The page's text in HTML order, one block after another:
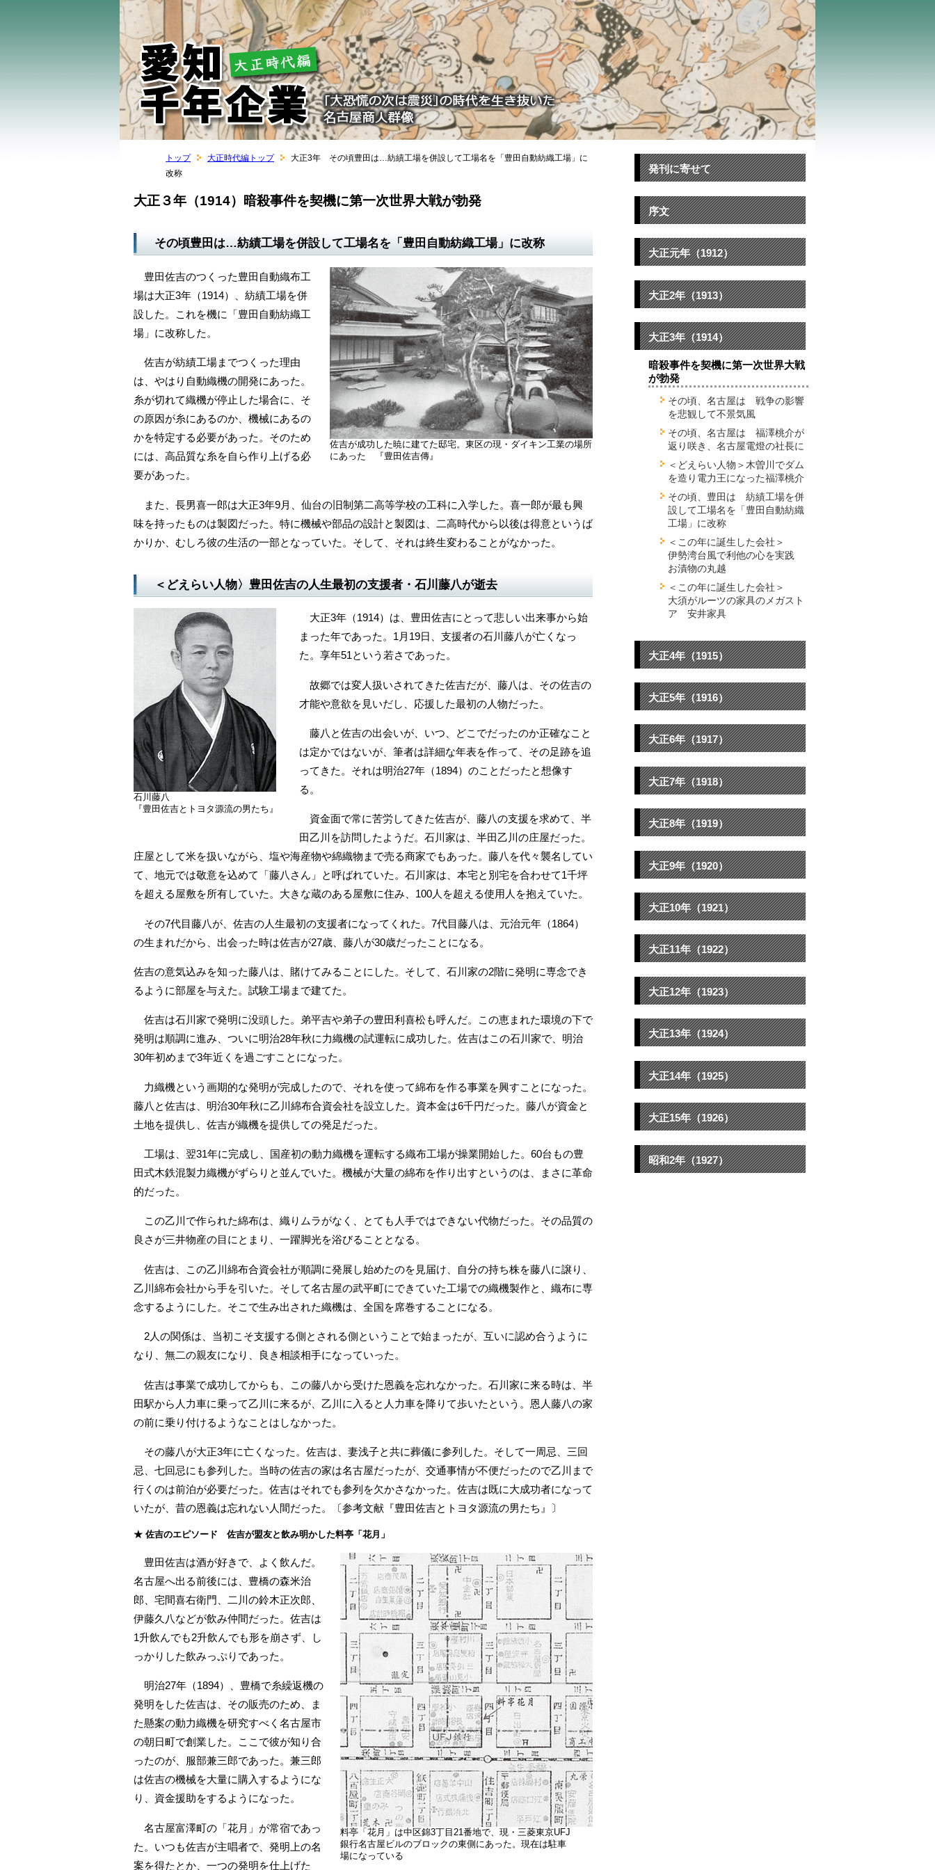
トップ 大正時代編トップ
大正3年 その頃豊田は…紡績工場を併設して工場名を「豊田自動紡織工場」に
改称
大正３年（1914）暗殺事件を契機に第一次世界大戦が勃発
その頃豊田は…紡績工場を併設して工場名を「豊田自動紡織工場」に改称
佐吉が成功した暁に建てた邸宅。東区の現・ダイキン工業の場所
にあった 『豊田佐吉傳』
豊田佐吉のつくった豊田自動織布工
場は大正3年（1914）、紡績工場を併
設した。これを機に「豊田自動紡織工
場」に改称した。
佐吉が紡績工場までつくった理由
は、やはり自動織機の開発にあった。
糸が切れて織機が停止した場合に、そ
の原因が糸にあるのか、機械にあるの
かを特定する必要があった。そのため
には、高品質な糸を自ら作り上げる必
要があった。
また、長男喜一郎は大正3年9月、仙台の旧制第二高等学校の工科に入学した。喜一郎が最も興
味を持ったものは製図だった。特に機械や部品の設計と製図は、二高時代から以後は得意というば
かりか、むしろ彼の生活の一部となっていた。そして、それは終生変わることがなかった。
＜どえらい人物〉豊田佐吉の人生最初の支援者・石川藤八が逝去
石川藤八
『豊田佐吉とトヨタ源流の男たち』
大正3年（1914）は、豊田佐吉にとって悲しい出来事から始
まった年であった。1月19日、支援者の石川藤八が亡くなっ
た。享年51という若さであった。
故郷では変人扱いされてきた佐吉だが、藤八は、その佐吉の
才能や意欲を見いだし、応援した最初の人物だった。
藤八と佐吉の出会いが、いつ、どこでだったのか正確なこと
は定かではないが、筆者は詳細な年表を作って、その足跡を追
ってきた。それは明治27年（1894）のことだったと想像す
る。
資金面で常に苦労してきた佐吉が、藤八の支援を求めて、半
田乙川を訪問したようだ。石川家は、半田乙川の庄屋だった。
庄屋として米を扱いながら、塩や海産物や綿織物まで売る商家でもあった。藤八を代々襲名してい
て、地元では敬意を込めて「藤八さん」と呼ばれていた。石川家は、本宅と別宅を合わせて1千坪
を超える屋敷を所有していた。大きな蔵のある屋敷に住み、100人を超える使用人を抱えていた。
その7代目藤八が、佐吉の人生最初の支援者になってくれた。7代目藤八は、元治元年（1864）
の生まれだから、出会った時は佐吉が27歳、藤八が30歳だったことになる。
佐吉の意気込みを知った藤八は、賭けてみることにした。そして、石川家の2階に発明に専念でき
るように部屋を与えた。試験工場まで建てた。
佐吉は石川家で発明に没頭した。弟平吉や弟子の豊田利喜松も呼んだ。この恵まれた環境の下で
発明は順調に進み、ついに明治28年秋に力織機の試運転に成功した。佐吉はこの石川家で、明治
30年初めまで3年近くを過ごすことになった。
力織機という画期的な発明が完成したので、それを使って綿布を作る事業を興すことになった。
藤八と佐吉は、明治30年秋に乙川綿布合資会社を設立した。資本金は6千円だった。藤八が資金と
土地を提供し、佐吉が織機を提供しての発足だった。
工場は、翌31年に完成し、国産初の動力織機を運転する織布工場が操業開始した。60台もの豊
田式木鉄混製力織機がずらりと並んでいた。機械が大量の綿布を作り出すというのは、まさに革命
的だった。
この乙川で作られた綿布は、織りムラがなく、とても人手ではできない代物だった。その品質の
良さが三井物産の目にとまり、一躍脚光を浴びることとなる。
佐吉は、この乙川綿布合資会社が順調に発展し始めたのを見届け、自分の持ち株を藤八に譲り、
乙川綿布会社から手を引いた。そして名古屋の武平町にできていた工場での織機製作と、織布に専
念するようにした。そこで生み出された織機は、全国を席巻することになる。
2人の関係は、当初こそ支援する側とされる側ということで始まったが、互いに認め合うように
なり、無二の親友になり、良き相談相手になっていった。
佐吉は事業で成功してからも、この藤八から受けた恩義を忘れなかった。石川家に来る時は、半
田駅から人力車に乗って乙川に来るが、乙川に入ると人力車を降りて歩いたという。恩人藤八の家
の前に乗り付けるようなことはしなかった。
その藤八が大正3年に亡くなった。佐吉は、妻浅子と共に葬儀に参列した。そして一周忌、三回
忌、七回忌にも参列した。当時の佐吉の家は名古屋だったが、交通事情が不便だったので乙川まで
行くのは前泊が必要だった。佐吉はそれでも参列を欠かさなかった。佐吉は既に大成功者になって
いたが、昔の恩義は忘れない人間だった。〔参考文献『豊田佐吉とトヨタ源流の男たち』〕
★ 佐吉のエピソード 佐吉が盟友と飲み明かした料亭「花月」
料亭「花月」は中区錦3丁目21番地で、現・三菱東京UFJ
銀行名古屋ビルのブロックの東側にあった。現在は駐車
場になっている
豊田佐吉は酒が好きで、よく飲んだ。
名古屋へ出る前後には、豊橋の森米治
郎、宅間喜右衛門、二川の鈴木正次郎、
伊藤久八などが飲み仲間だった。佐吉は
1升飲んでも2升飲んでも形を崩さず、し
っかりした飲みっぷりであった。
明治27年（1894）、豊橋で糸繰返機の
発明をした佐吉は、その販売のため、ま
た懸案の動力織機を研究すべく名古屋市
の朝日町で創業した。ここで彼が知り合
ったのが、服部兼三郎であった。兼三郎
は佐吉の機械を大量に購入するようにな
り、資金援助をするようになった。
名古屋富澤町の「花月」が常宿であっ
た。いつも佐吉が主唱者で、発明上の名
案を得たとか、一つの発明を仕上げた
発刊に寄せて
序文
大正元年（1912）
大正2年（1913）
大正3年（1914）
暗殺事件を契機に第一次世界大戦
が勃発
その頃、名古屋は 戦争の影響
を悲観して不景気風
その頃、名古屋は 福澤桃介が
返り咲き、名古屋電燈の社長に
＜どえらい人物＞木曽川でダム
を造り電力王になった福澤桃介
その頃、豊田は 紡績工場を併
設して工場名を「豊田自動紡織
工場」に改称
＜この年に誕生した会社＞
伊勢湾台風で利他の心を実践
お漬物の丸越
＜この年に誕生した会社＞
大須がルーツの家具のメガスト
ア 安井家具
大正4年（1915）
大正5年（1916）
大正6年（1917）
大正7年（1918）
大正8年（1919）
大正9年（1920）
大正10年（1921）
大正11年（1922）
大正12年（1923）
大正13年（1924）
大正14年（1925）
大正15年（1926）
昭和2年（1927）